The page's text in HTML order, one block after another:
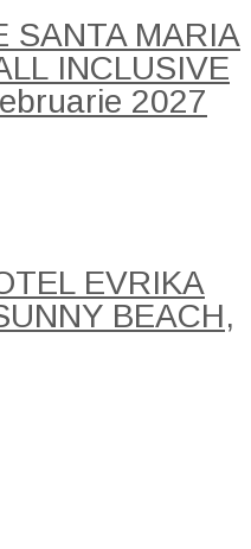
SANTA MARIA
INCLUSIVE
2027
EVRIKA
BEACH,